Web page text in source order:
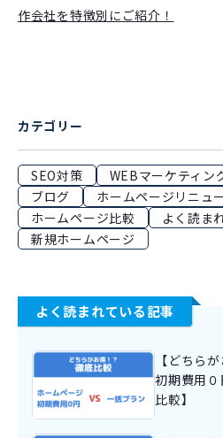
作会社を特徴別にご紹介！
カテゴリー
SEO対策 WEBマーケティン
ブログ
ホームページリニュ
ホームページ比較
よく読ま
新規ホームページ
よく読まれている記事
【どちら
初期費用
比較】